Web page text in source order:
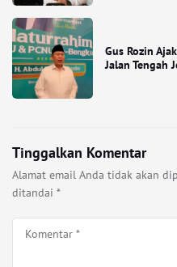
Gus Rozin
Jalan Tengah
Tinggalkan Komentar
Alamat email Anda tidak akan
ditandai *